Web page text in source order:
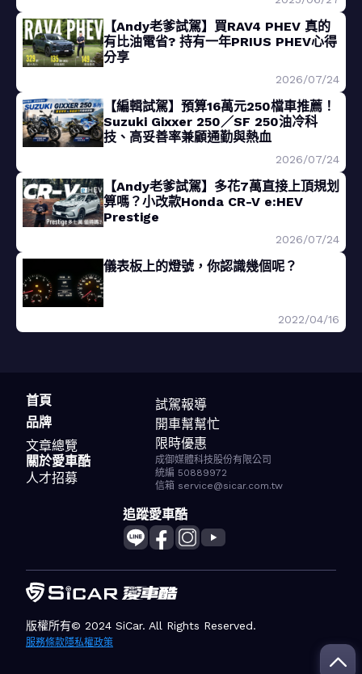
【Andy老爹試駕】買RAV4 PHEV 真的
有比油電省? 持有一年PRIUS PHEV心得
分享
2026/07/24
【編輯試駕】預算16萬元250檔車推薦！
Suzuki Gixxer 250／SF 250油冷科
技、高妥善率兼顧通勤與熱血
2026/07/24
【Andy老爹試駕】多花7萬直接上頂規划
算嗎？小改款Honda CR-V e:HEV
Prestige
2026/07/24
儀表板上的燈號，你認識幾個呢？
2022/04/16
首頁
品牌
文章總覽
試駕報導
開車幫幫忙
限時優惠
關於愛車酷
人才招募
成御媒體科技股份有限公司
統編 50889972
信箱 service@sicar.com.tw
追蹤愛車酷
版權所有© 2024 SiCar. All Rights Reserved.
服務條款隱私權政策